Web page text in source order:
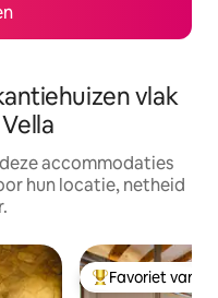
vlak
accommodaties
hun locatie, netheid
Topfavoriet van
Favoriet van